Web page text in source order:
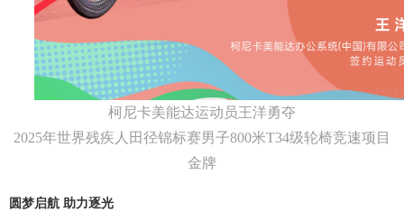
柯尼卡美能达运动员王洋勇夺
2025年世界残疾人田径锦标赛男子800米T34级轮椅竞速项目
金牌
圆梦启航 助力逐光